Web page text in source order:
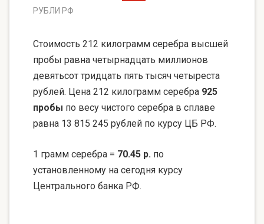
РУБЛИ РФ
Стоимость 212 килограмм серебра высшей
пробы равна четырнадцать миллионов
девятьсот тридцать пять тысяч четыреста
рублей. Цена 212 килограмм серебра 925
пробы по весу чистого серебра в сплаве
равна 13 815 245 рублей по курсу ЦБ РФ.
1 грамм серебра = 70.45 р. по
установленному на сегодня курсу
Центрального банка РФ.